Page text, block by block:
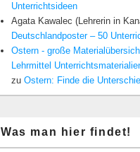
Unterrichtsideen
Agata Kawalec (Lehrerin in
Deutschlandposter – 50
Ostern - große
Lehrmittel
zu Ostern: Finde die
Was man hier findet!